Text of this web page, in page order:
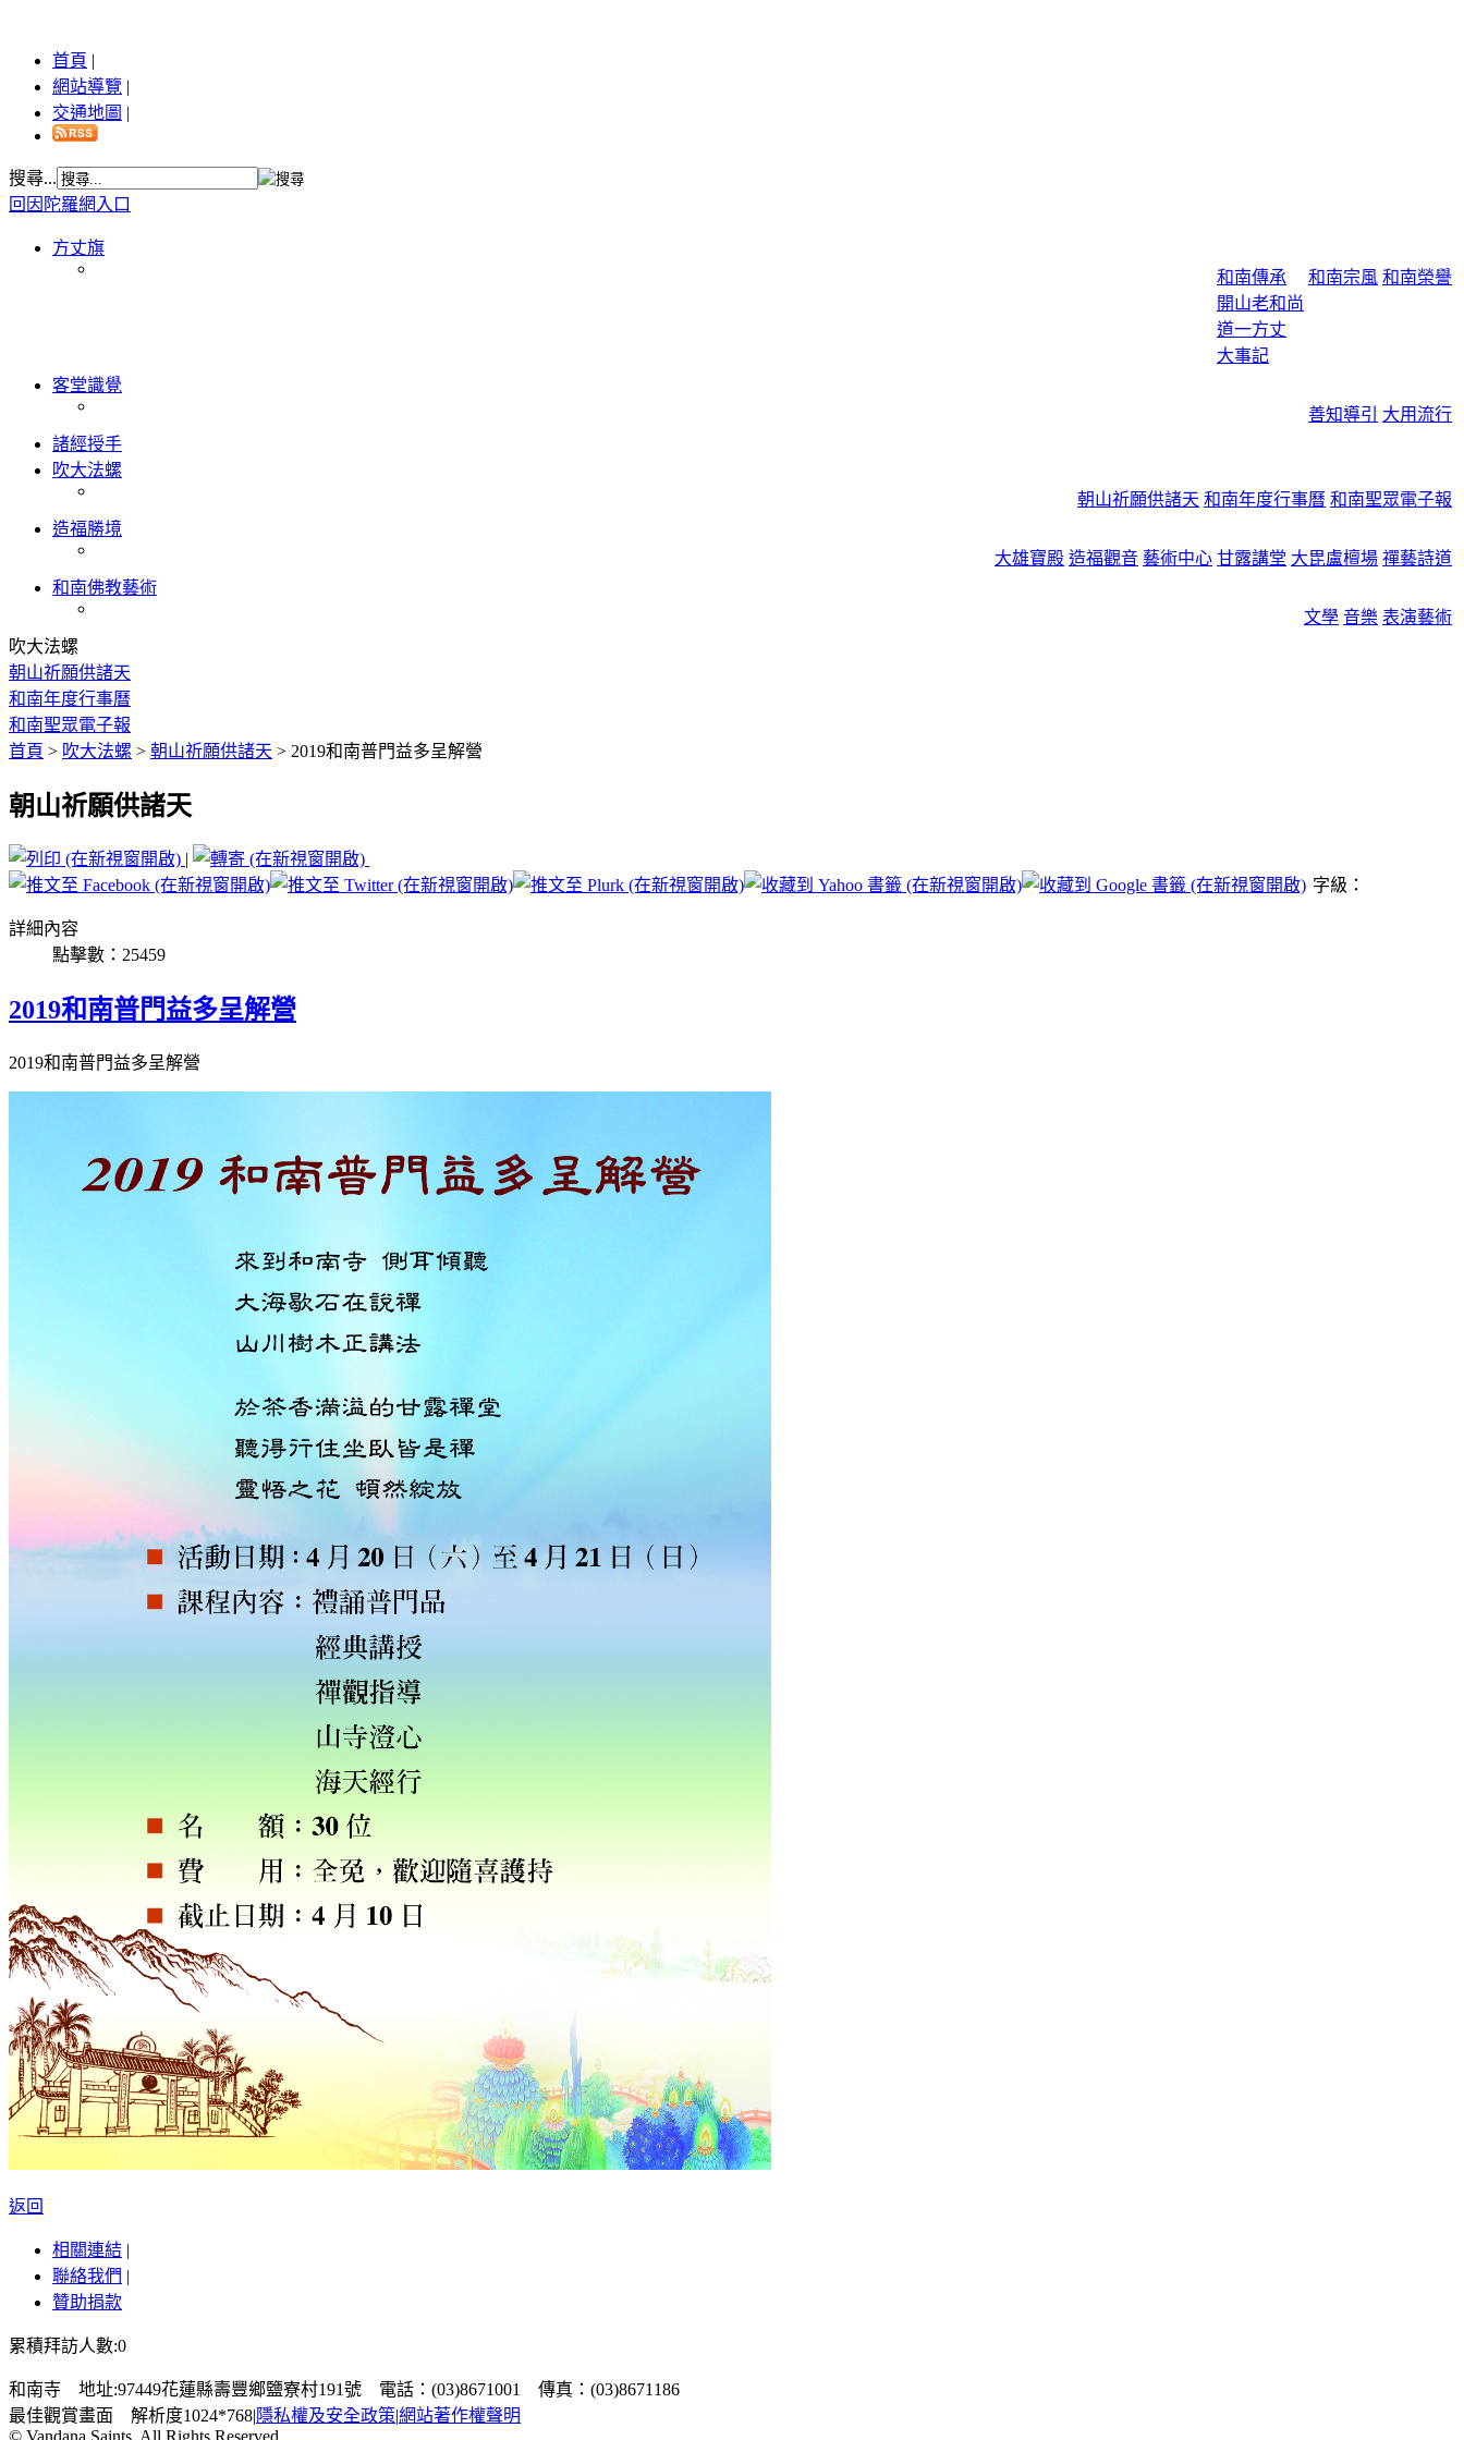
首頁 |
網站導覽 |
交通地圖 |
搜尋...
回因陀羅網入口
方丈旗
和南傳承
開山老和尚
道一方丈
大事記
和南宗風 和南榮譽
客堂識覺
善知導引
大用流行
諸經授手
吹大法螺
朝山祈願供諸天 和南年度行事曆 和南聖眾電子報
造福勝境
大雄寶殿 造福觀音 藝術中心 甘露講堂 大毘盧檀場 禪藝詩道
和南佛教藝術
文學 音樂 表演藝術
吹大法螺
朝山祈願供諸天
和南年度行事曆
和南聖眾電子報
首頁 > 吹大法螺 > 朝山祈願供諸天 > 2019和南普門益多呈解營
朝山祈願供諸天
|
字級：
詳細內容
點擊數：25459
2019和南普門益多呈解營
2019和南普門益多呈解營
返回
相關連結 |
聯絡我們 |
贊助捐款
累積拜訪人數:0
和南寺 地址:97449花蓮縣壽豐鄉鹽寮村191號 電話：(03)8671001 傳真：(03)8671186
最佳觀賞畫面 解析度1024*768|隱私權及安全政策|網站著作權聲明
© Vandana Saints. All Rights Reserved